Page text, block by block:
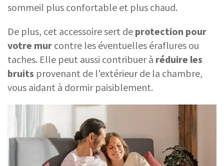
sommeil plus confortable et plus chaud.
De plus, cet accessoire sert de protection pour
votre mur contre les éventuelles éraflures ou
taches. Elle peut aussi contribuer à réduire les
bruits provenant de l'extérieur de la chambre,
vous aidant à dormir paisiblement.